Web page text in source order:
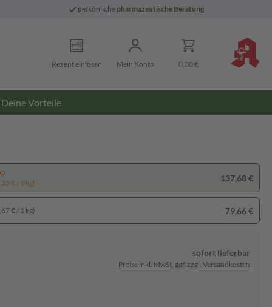
persönliche pharmazeutische Beratung
Rezept einlösen Mein Konto 0,00 €
Deine Vorteile
€ / 1 kg)
137,68 €
€ / 1 kg) 79,66 €
sofort lieferbar
Preise inkl. MwSt. ggf. zzgl. Versandkosten